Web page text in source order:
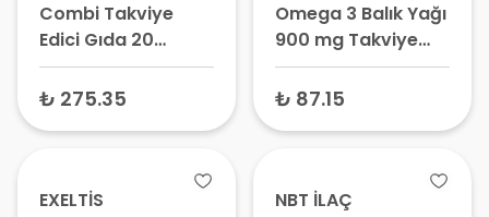
Combi Takviye
Edici Gıda 20
Kapsül
₺ 275.35
Omega 3 Balık Yağı
900 mg Takviye
Edici Gıda 30
Kapsül – Trigliserid
₺ 87.15
EXELTİS
NBT İLAÇ